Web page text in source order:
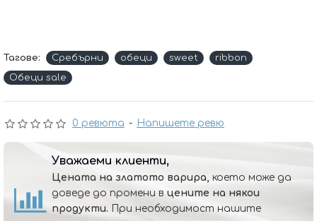
0 ревюта - Напишете ревю
Тагове: Сребърни обеци sweet
ribbon
Обеци sale
Уважаеми клиенти,
Цената на златото варира, което може да
доведе до промени в цените на някои
продукти. При необходимост нашите